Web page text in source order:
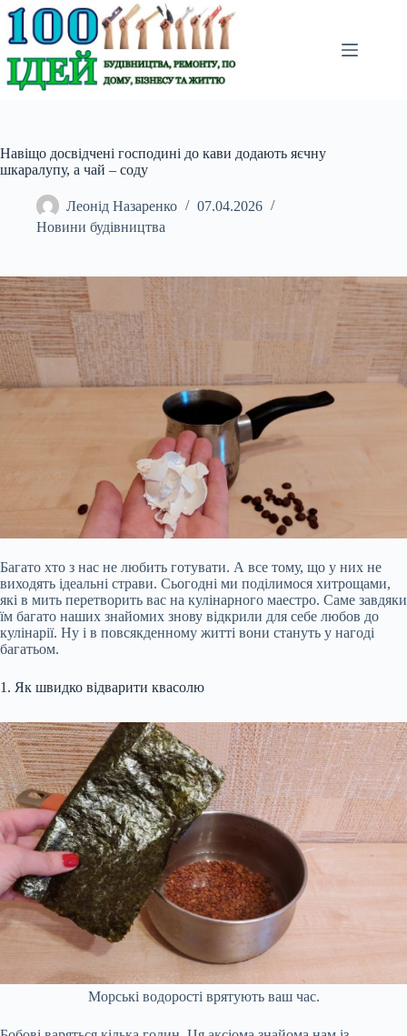
Перейти
до
вмісту
Навіщо досвідчені господині до кави додають яєчну
шкаралупу, а чай – соду
Леонід Назаренко
07.04.2026
Новини будівництва
Багато хто з нас не любить готувати. А все тому, що у них не
виходять ідеальні страви. Сьогодні ми поділимося хитрощами,
які в мить перетворить вас на кулінарного маестро. Саме завдяки
їм багато наших знайомих знову відкрили для себе любов до
кулінарії. Ну і в повсякденному житті вони стануть у нагоді
багатьом.
1. Як швидко відварити квасолю
Морські водорості врятують ваш час.